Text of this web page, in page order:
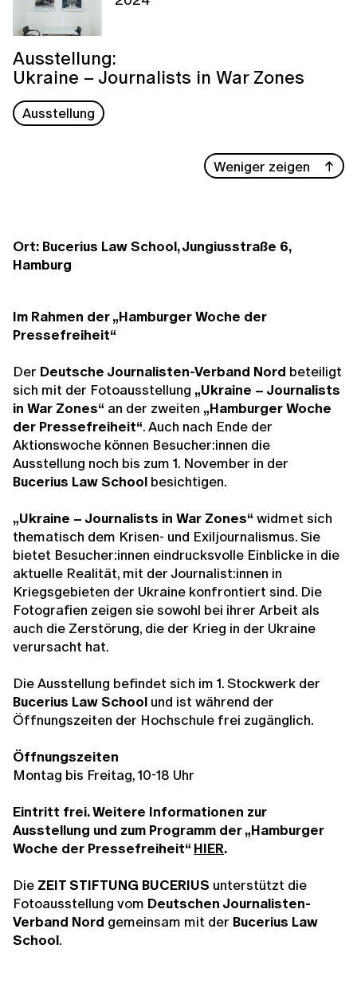
Ausstellung:
Ukraine – Journalists in War Zones
Ausstellung
Weniger zeigen
Ort: Bucerius Law School, Jungiusstraße 6,
Hamburg
Im Rahmen der „Hamburger Woche der
Pressefreiheit“
Der Deutsche Journalisten-Verband Nord beteiligt
sich mit der Fotoausstellung „Ukraine – Journalists
in War Zones“ an der zweiten „Hamburger Woche
der Pressefreiheit“. Auch nach Ende der
Aktionswoche können Besucher:innen die
Ausstellung noch bis zum 1. November in der
Bucerius Law School besichtigen.
„Ukraine – Journalists in War Zones“ widmet sich
thematisch dem Krisen- und Exiljournalismus. Sie
bietet Besucher:innen eindrucksvolle Einblicke in die
aktuelle Realität, mit der Journalist:innen in
Kriegsgebieten der Ukraine konfrontiert sind. Die
Fotografien zeigen sie sowohl bei ihrer Arbeit als
auch die Zerstörung, die der Krieg in der Ukraine
verursacht hat.
Die Ausstellung befindet sich im 1. Stockwerk der
Bucerius Law School und ist während der
Öffnungszeiten der Hochschule frei zugänglich.
Öffnungszeiten
Montag bis Freitag, 10-18 Uhr
Eintritt frei. Weitere Informationen zur
Ausstellung und zum Programm der „Hamburger
Woche der Pressefreiheit“ HIER.
Die ZEIT STIFTUNG BUCERIUS unterstützt die
Fotoausstellung vom Deutschen Journalisten-
Verband Nord gemeinsam mit der Bucerius Law
School.